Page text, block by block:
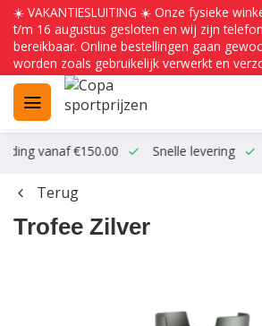
☀️ VAKANTIESLUITING ☀️ Onze fysieke
t/m 16 augustus gesloten en wij zijn
bereikbaar. Online bestellingen gaan
worden zoals gebruikelijk verwerkt en
vanaf €150.00 Snelle levering
Terug
Trofee Zilver